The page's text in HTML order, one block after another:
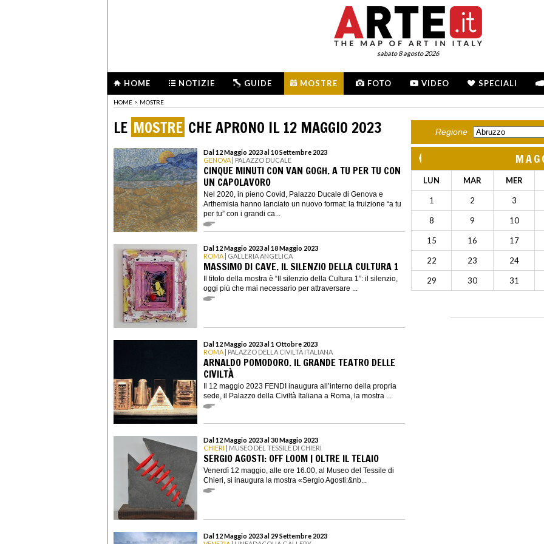
sabato 8 agosto 2026
HOME NOTIZIE GUIDE MOSTRE FOTO VIDEO SPECIALI
HOME > MOSTRE
LE MOSTRE CHE APRONO IL 12 MAGGIO 2023
Dal 12 Maggio 2023 al 10 Settembre 2023
GENOVA | PALAZZO DUCALE
CINQUE MINUTI CON VAN GOGH. A TU PER TU CON
UN CAPOLAVORO
Nel 2020, in pieno Covid, Palazzo Ducale di Genova e
Arthemisia hanno lanciato un nuovo format: la fruizione “a tu
per tu” con i grandi ca...
Dal 12 Maggio 2023 al 18 Maggio 2023
ROMA | GALLERIA ANGELICA
MASSIMO DI CAVE. IL SILENZIO DELLA CULTURA 1
Il titolo della mostra è “Il silenzio della Cultura 1”: il silenzio,
oggi più che mai necessario per attraversare ...
Dal 12 Maggio 2023 al 1 Ottobre 2023
ROMA | PALAZZO DELLA CIVILTÀ ITALIANA
ARNALDO POMODORO. IL GRANDE TEATRO DELLE
CIVILTÀ
Il 12 maggio 2023 FENDI inaugura all’interno della propria
sede, il Palazzo della Civiltà Italiana a Roma, la mostra ...
Dal 12 Maggio 2023 al 30 Maggio 2023
CHIERI | MUSEO DEL TESSILE DI CHIERI
SERGIO AGOSTI: OFF LOOM | OLTRE IL TELAIO
Venerdì 12 maggio, alle ore 16.00, al Museo del Tessile di
Chieri, si inaugura la mostra «Sergio Agosti:&nb...
Dal 12 Maggio 2023 al 29 Settembre 2023
Regione
LUN MAR MER
1 2 3
8 9 10
15 16 17
22 23 24
29 30 31